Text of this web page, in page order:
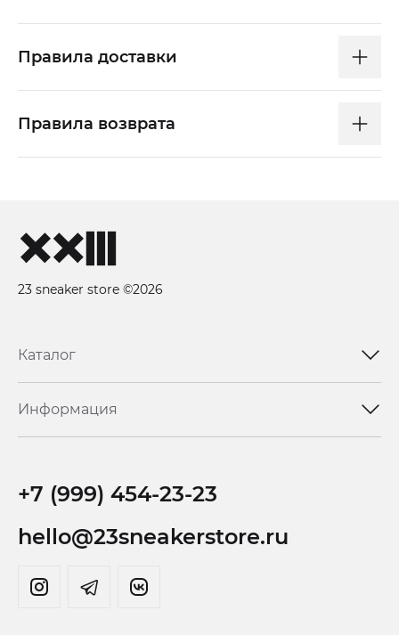
Правила доставки
Правила возврата
23 sneaker store ©2026
Каталог
Информация
+7 (999) 454-23-23
hello@23sneakerstore.ru